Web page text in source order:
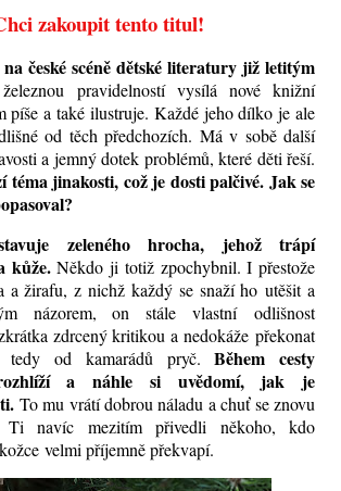
zakoupit tento titul!
české scéně dětské literatury již letitým
pravidelností vysílá nové knižní
píše a také ilustruje. Každé jeho dílko je ale
od těch předchozích. Má v sobě další
a jemný dotek problémů, které děti řeší.
jinakosti, což je dosti palčivé. Jak se
zeleného hrocha, jehož trápí
kůže.Někdo ji totiž zpochybnil. I přestože
a žirafu, z nichž každý se snaží ho utěšit a
názorem, on stálevlastníodlišnost
zdrcený kritikou a nedokáže překonat
tedy od kamarádů pryč.Během cesty
a náhle si uvědomí, jak je
To mu vrátí dobrou náladu a chuť se znovu
navíc mezitím přivedli někoho, kdo
velmi příjemně překvapí.